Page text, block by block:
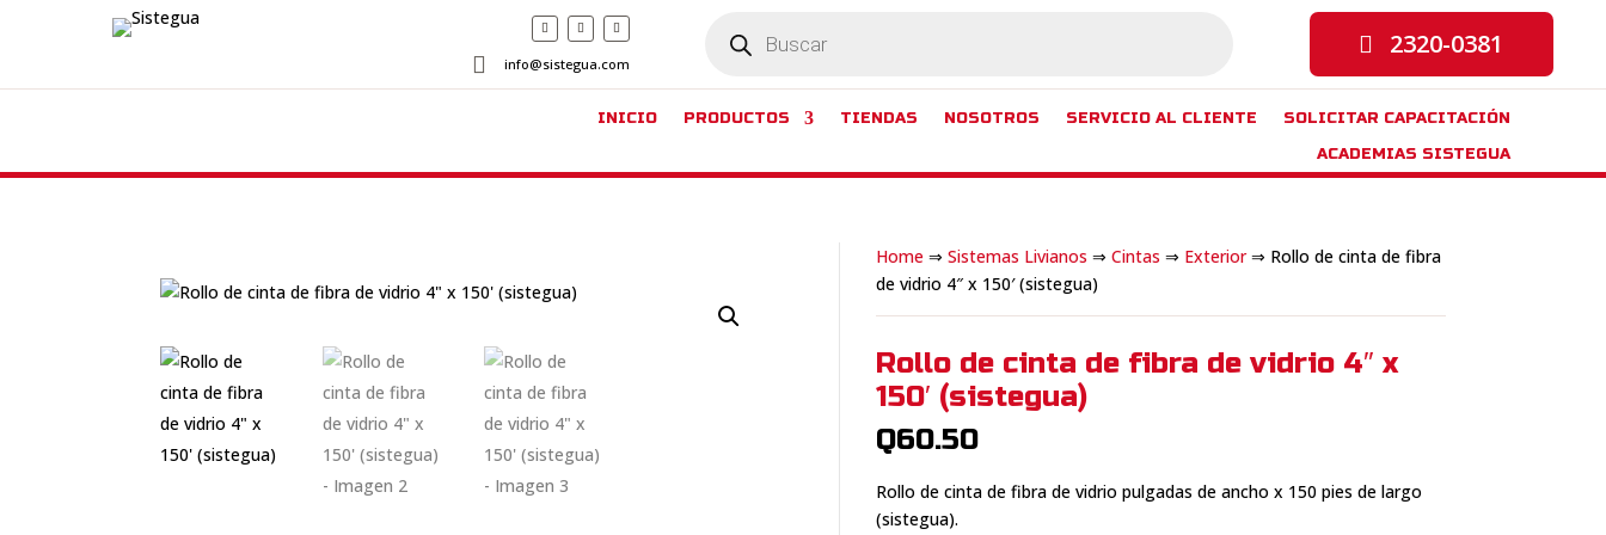
 info@sistegua.com
productos 2320-0381
INICIO PRODUCTOS TIENDAS NOSOTROS SERVICIO AL CLIENTE
SOLICITAR CAPACITACIÓN
ACADEMIAS SISTEGUA
Home⇒ Sistemas Livianos ⇒ Cintas ⇒ Exterior⇒ Rollo de cinta de fibra
de vidrio 4″ x 150′ (sistegua)
Rollo de cinta de fibra de vidrio 4″ x
150′ (sistegua)
Q60.50
Rollo de cinta de fibra de vidrio pulgadas de ancho x 150 pies de largo
(sistegua).